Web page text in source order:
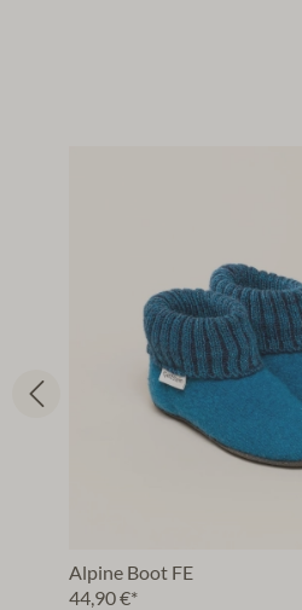
Alpine Boot FE
44,90 €*